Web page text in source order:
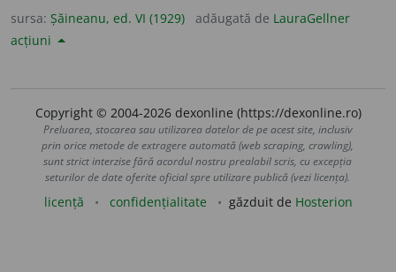
sursa: Șăineanu, ed. VI (1929) adăugată de LauraGellner
acțiuni
Copyright © 2004-2026 dexonline (https://dexonline.ro)
Preluarea, stocarea sau utilizarea datelor de pe acest site, inclusiv
prin orice metode de extragere automată (web scraping, crawling),
sunt strict interzise fără acordul nostru prealabil scris, cu excepția
seturilor de date oferite oficial spre utilizare publică (vezi licența).
licență confidențialitate găzduit de Hosterion